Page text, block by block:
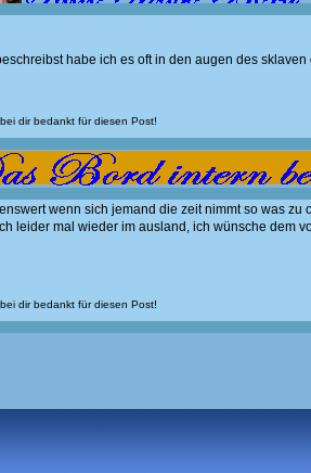
habe ich es oft in den augen des
dir bedankt für diesen Post!
/Re: Treffen der Forumuser
wenn sich jemand die zeit nimmt so was zu
leider mal wieder im ausland, ich wünsche dem
dir bedankt für diesen Post!